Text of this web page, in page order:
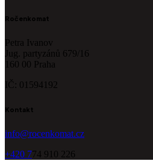
Ročenkomat
Petra Ivanov
Jug. partyzánů 679/16
160 00 Praha
IČ: 01594192
Kontakt
info@rocenkomat.cz
+420 774 910 226